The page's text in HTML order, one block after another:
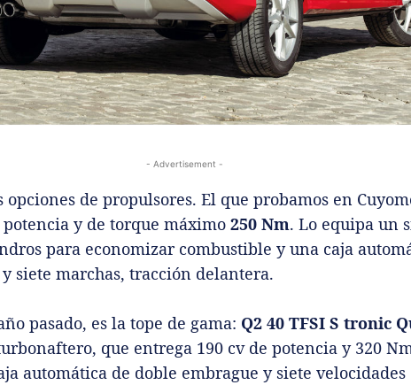
- Advertisement -
opciones de propulsores. El que probamos en
potencia y de torque máximo 250 Nm. Lo equipa un
para economizar combustible y una caja
siete marchas, tracción delantera.
pasado, es la tope de gama: Q2 40 TFSI S tronic
que entrega 190 cv de potencia y 320
automática de doble embrague y siete velocidades